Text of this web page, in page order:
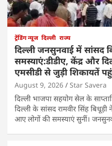
ट्रेंडिंग न्यूज दिल्ली राज्य
दिल्ली जनसुनवाई में सांसद
समस्याएं:डीडीए, केंद्र और
एमसीडी से जुड़ी शिकायतें
August 9, 2026 Star Savera
दिल्ली भाजपा सहयोग सेल के
दिल्ली के सांसद रामवीर सिंह
आए लोगों की समस्याएं सुनीं।